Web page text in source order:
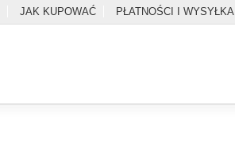
JAK KUPOWAĆ PŁATNOŚCI I WYSYŁKA